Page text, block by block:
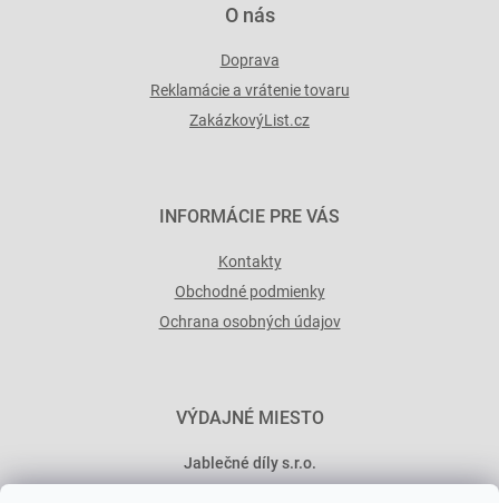
O nás
Doprava
Reklamácie a vrátenie tovaru
ZakázkovýList.cz
INFORMÁCIE PRE VÁS
Kontakty
Obchodné podmienky
Ochrana osobných údajov
VÝDAJNÉ MIESTO
Jablečné díly s.r.o.